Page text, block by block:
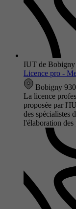
IUT de
Licence pro -
Bobigny
La licence
proposée par
des spécialistes
l'élaboration